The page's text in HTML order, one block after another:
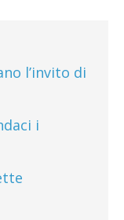
l’invito di
i